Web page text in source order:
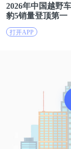
2026年中国越野
豹5销量登顶第一
打开APP